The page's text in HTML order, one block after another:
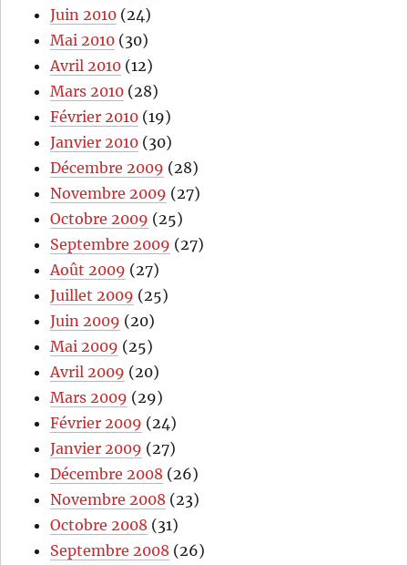
Juin 2010 (24)
Mai 2010 (30)
Avril 2010 (12)
Mars 2010 (28)
Février 2010 (19)
Janvier 2010 (30)
Décembre 2009 (28)
Novembre 2009 (27)
Octobre 2009 (25)
Septembre 2009 (27)
Août 2009 (27)
Juillet 2009 (25)
Juin 2009 (20)
Mai 2009 (25)
Avril 2009 (20)
Mars 2009 (29)
Février 2009 (24)
Janvier 2009 (27)
Décembre 2008 (26)
Novembre 2008 (23)
Octobre 2008 (31)
Septembre 2008 (26)